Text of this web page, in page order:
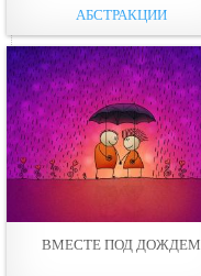
АБСТРАКЦИИ
ВМЕСТЕ ПОД ДОЖДЕМ